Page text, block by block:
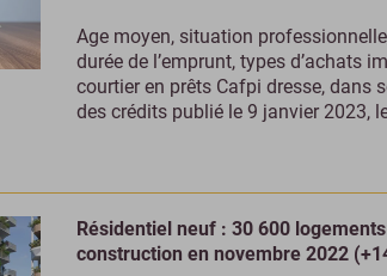
Age moyen, situation
durée de l’emprunt, types d’achats
courtier en prêts Cafpi dresse, dans
des crédits publié le 9 janvier 2023,
Résidentiel neuf : 30 600
construction en novembre 2022